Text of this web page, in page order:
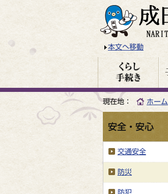
本文へ移動
現在地： ホーム
安全・安心
交通安全
防災
防犯